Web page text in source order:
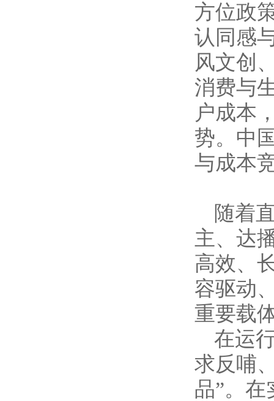
方位政
认同感
风文创
消费与
户成本
势。中
与成本
随着
主、达
高效、
容驱动
重要载
在运
求反哺
品”。